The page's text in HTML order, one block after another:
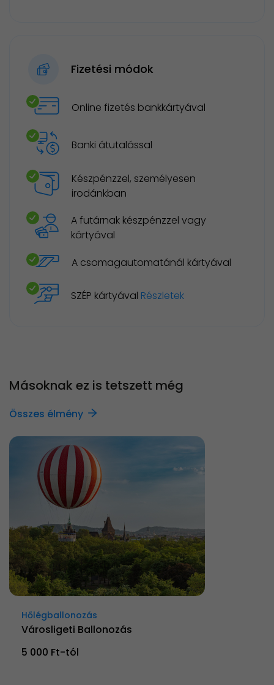
Fizetési módok
Online fizetés bankkártyával
Banki átutalással
Készpénzzel, személyesen
irodánkban
A futárnak készpénzzel vagy
kártyával
A csomagautomatánál kártyával
SZÉP kártyával Részletek
Másoknak ez is tetszett még
Összes élmény
Hőlégballonozás
Városligeti Ballonozás
5 000 Ft-tól